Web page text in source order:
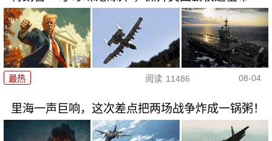
最热 阅读 11486 08-04
里海一声巨响，这次差点把两场战争炸成一锅粥！